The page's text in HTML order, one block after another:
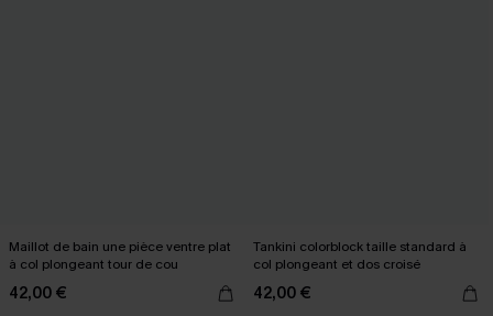
Maillot de bain une pièce ventre plat
à col plongeant tour de cou
42,00 €
Tankini colorblock taille standard à
col plongeant et dos croisé
42,00 €